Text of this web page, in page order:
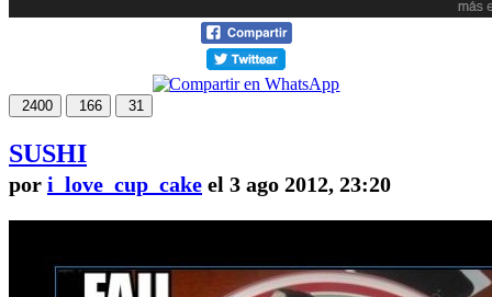
2400 166 31
SUSHI
por i_love_cup_cake el 3 ago 2012, 23:20